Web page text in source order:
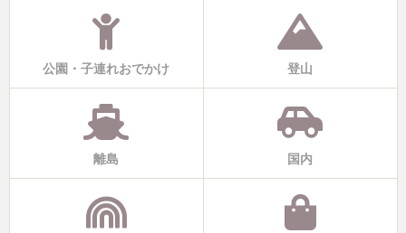
公園・子連れおでかけ 登山
離島 国内